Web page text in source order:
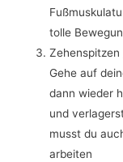
tolle
Zehenspitzen
Gehe auf
dann wieder
und
musst du
arbeiten